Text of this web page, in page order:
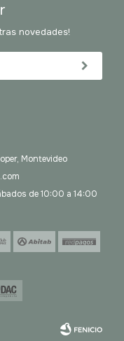
Montevideo
de 10:00 a 14:00
novedades!